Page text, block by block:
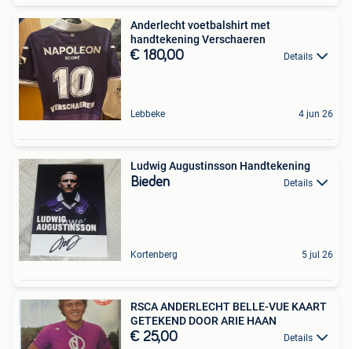
Anderlecht voetbalshirt met
handtekening Verschaeren
€ 180,00 Details
Lebbeke 4 jun 26
Ludwig Augustinsson Handtekening
Bieden Details
Kortenberg 5 jul 26
RSCA ANDERLECHT BELLE-VUE KAART
GETEKEND DOOR ARIE HAAN
€ 25,00 Details